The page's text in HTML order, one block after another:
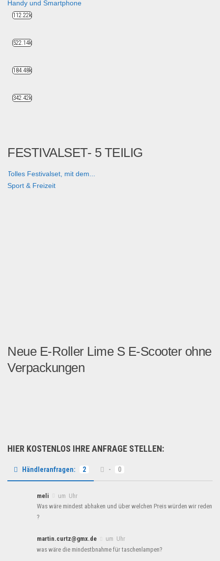
Handy und Smartphone
FESTIVALSET- 5 TEILIG
Tolles Festivalset, mit dem...
Sport & Freizeit
Neue E-Roller Lime S E-Scooter ohne
Verpackungen
HIER KOSTENLOS IHRE ANFRAGE STELLEN:
Händleranfragen: 2 - 0
meli
um Uhr
Was wäre mindest abhaken und über welchen Preis würden wir reden
?
martin.curtz@gmx.de
um Uhr
was wäre die mindestbnahme für taschenlampen?
112.22k
522.14k
184.48k
342.42k